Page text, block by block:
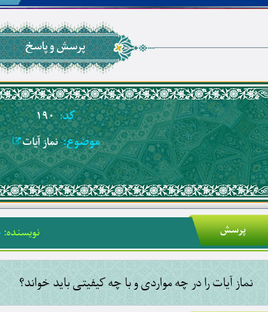
پرسش و پاسخ
کد: ۱۹۰
موضوع: نماز آیات
پرسش نویسنده:
نماز آیات را در چه مواردی و با چه کیفیتی باید خواند؟